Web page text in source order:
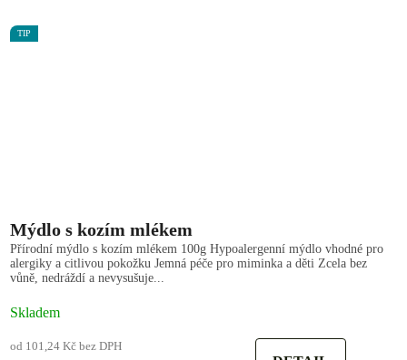
TIP
Mýdlo s kozím mlékem
Přírodní mýdlo s kozím mlékem 100g Hypoalergenní mýdlo vhodné pro
alergiky a citlivou pokožku Jemná péče pro miminka a děti Zcela bez
vůně, nedráždí a nevysušuje...
Skladem
od 101,24 Kč bez DPH